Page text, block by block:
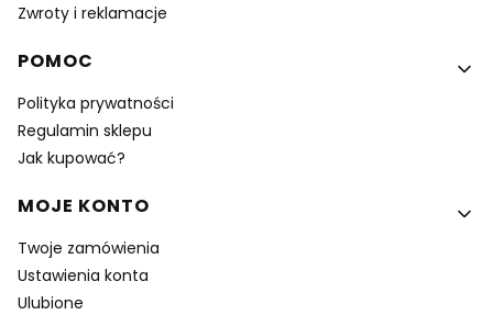
Zwroty i reklamacje
POMOC
Polityka prywatności
Regulamin sklepu
Jak kupować?
MOJE KONTO
Twoje zamówienia
Ustawienia konta
Ulubione